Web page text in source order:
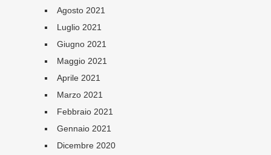
Agosto 2021
Luglio 2021
Giugno 2021
Maggio 2021
Aprile 2021
Marzo 2021
Febbraio 2021
Gennaio 2021
Dicembre 2020